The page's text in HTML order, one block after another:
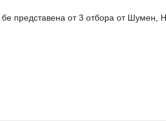
представена от 3 отбора от Шумен,